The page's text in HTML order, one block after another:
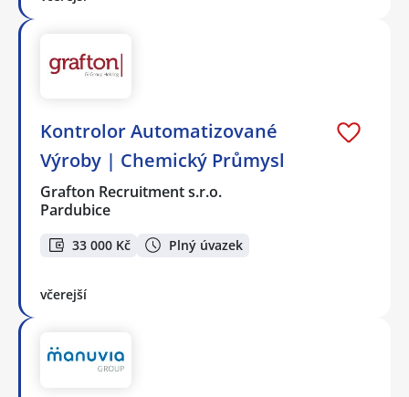
Kontrolor Automatizované
Výroby | Chemický Průmysl
Grafton Recruitment s.r.o.
Pardubice
33 000 Kč Plný úvazek
včerejší